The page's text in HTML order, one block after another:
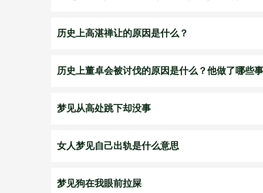
历史上高湛禅让的原因是什么？
历史上董卓会被讨伐的原因是什么？他做了哪些
梦见从高处跳下却没事
女人梦见自己出轨是什么意思
梦见狗在我眼前拉屎